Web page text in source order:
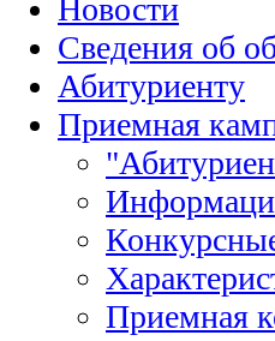
Новости
Сведения об
Абитуриенту
Приемная
Приемная